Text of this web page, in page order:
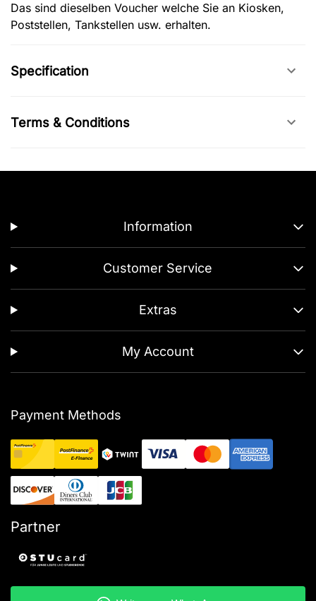
Das sind dieselben Voucher welche Sie an Kiosken,
Poststellen, Tankstellen usw. erhalten.
Specification
Terms & Conditions
Information
Customer Service
Extras
My Account
Payment Methods
Partner